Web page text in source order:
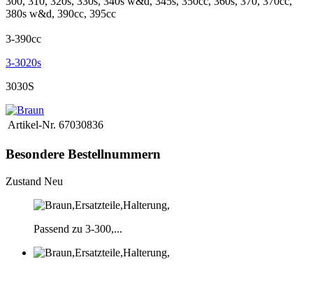
380s w&d, 390cc, 395cc
3-390cc
3-3020s
3030S
Artikel-Nr. 67030836
Besondere Bestellnummern
Zustand Neu
Passend zu 3-300,...